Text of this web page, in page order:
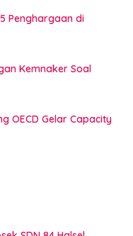
Penghargaan di
Kemnaker Soal
OECD Gelar Capacity